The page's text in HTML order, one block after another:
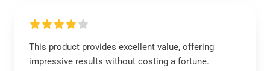
This product provides excellent value, offering
impressive results without costing a fortune.